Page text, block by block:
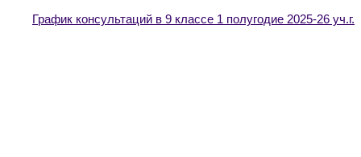
График консультаций в 9 классе 1 полугодие 2025-26 уч.г.